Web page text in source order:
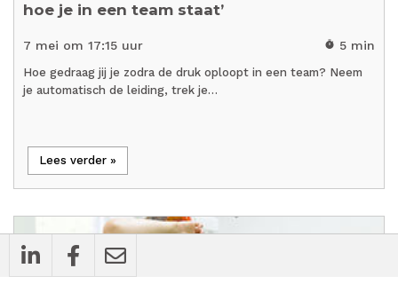
hoe je in een team staat’
7 mei om 17:15 uur timer 5 min
Hoe gedraag jij je zodra de druk oploopt in een team? Neem
je automatisch de leiding, trek je…
Lees verder »